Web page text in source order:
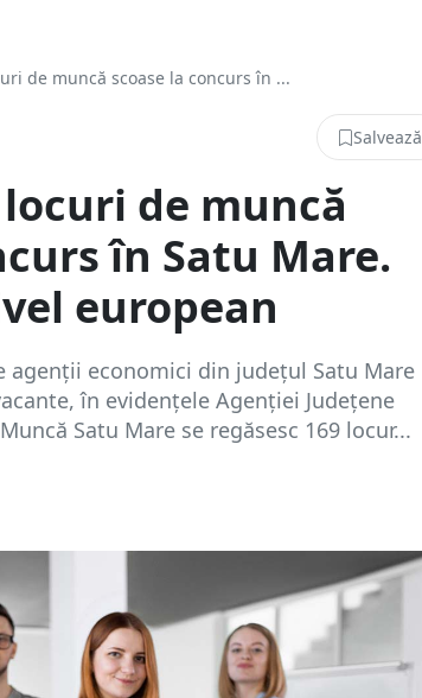
de muncă scoase la concurs în ...
Salvează
de muncă
în Satu Mare.
european
economici din județul Satu Mare
în evidențele Agenției Județene
Satu Mare se regăsesc 169 locur...